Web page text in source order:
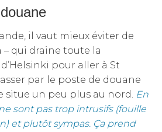
il vaut mieux éviter de
– qui draine toute la
pour aller à St
par le poste de douane
situe un peu plus au nord. En
sont pas trop intrusifs (fouille
et plutôt sympas. Ça prend